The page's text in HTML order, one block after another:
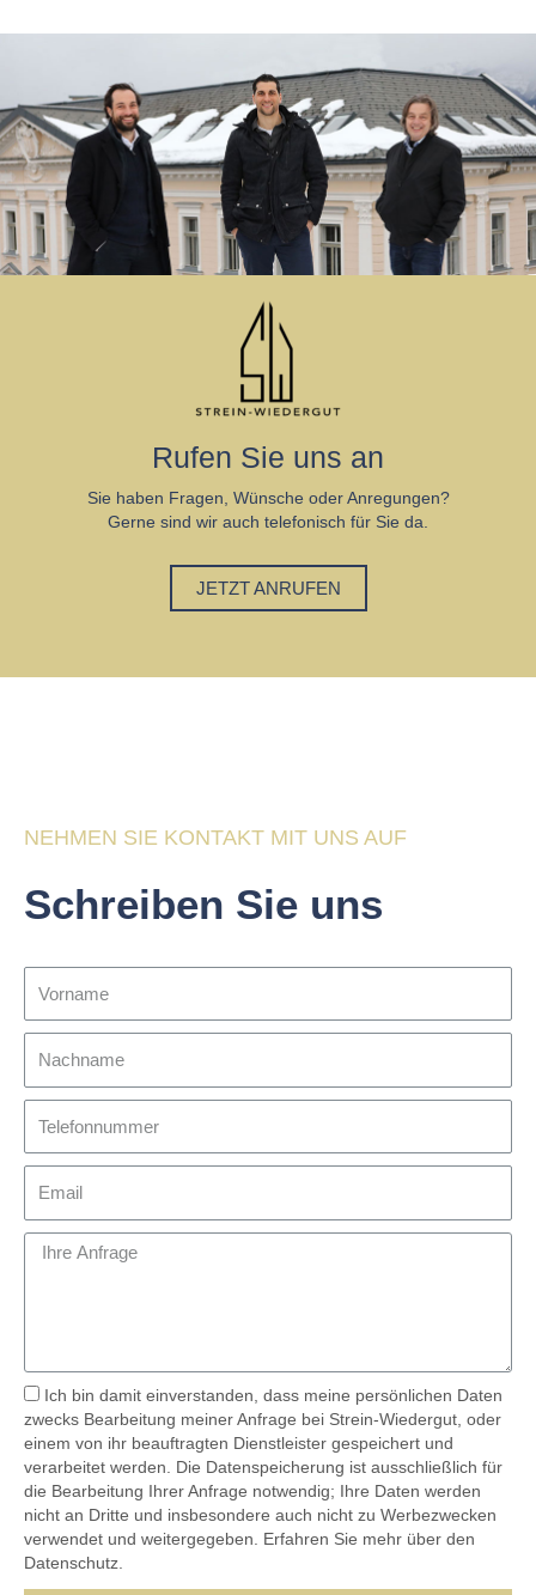
Rufen Sie uns an
Sie haben Fragen, Wünsche oder Anregungen?
Gerne sind wir auch telefonisch für Sie da.
JETZT ANRUFEN
NEHMEN SIE KONTAKT MIT UNS AUF
Schreiben Sie uns
Ich bin damit einverstanden, dass meine persönlichen Daten
zwecks Bearbeitung meiner Anfrage bei Strein-Wiedergut, oder
einem von ihr beauftragten Dienstleister gespeichert und
verarbeitet werden. Die Datenspeicherung ist ausschließlich für
die Bearbeitung Ihrer Anfrage notwendig; Ihre Daten werden
nicht an Dritte und insbesondere auch nicht zu Werbezwecken
verwendet und weitergegeben. Erfahren Sie mehr über den
Datenschutz.